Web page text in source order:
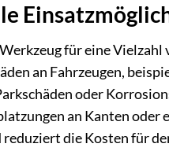
für eine
an Fahrzeugen,
oder
an Kanten oder
die Kosten für